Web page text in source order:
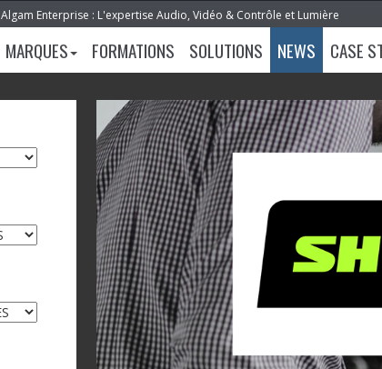
Algam Enterprise : L'expertise Audio, Vidéo & Contrôle et Lumière
MARQUES FORMATIONS SOLUTIONS NEWS CASE